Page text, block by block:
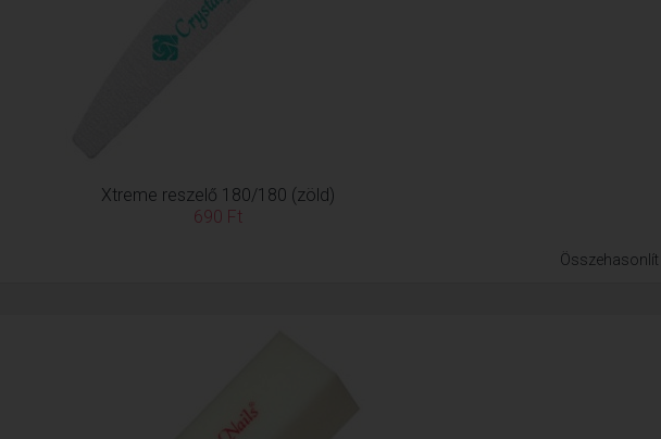
Xtreme reszelő 180/180 (zöld)
690 Ft
Összehasonlít